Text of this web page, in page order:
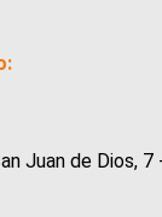
Juan de Dios, 7